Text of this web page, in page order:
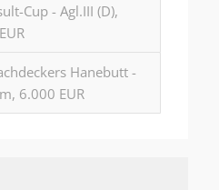
Cup - Agl.III (D),
Hanebutt -
6.000 EUR